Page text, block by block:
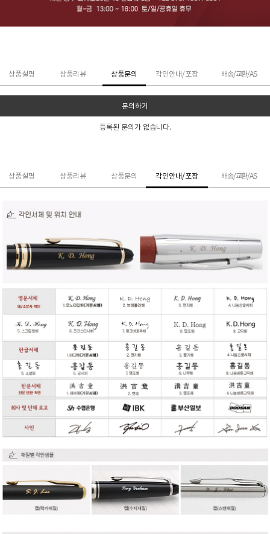
상품설명 상품리뷰 상품문의 각인안내/포장 배송/교환/AS
문의하기
등록된 문의가 없습니다.
상품설명 상품리뷰 상품문의 각인안내/포장 배송/교환/AS